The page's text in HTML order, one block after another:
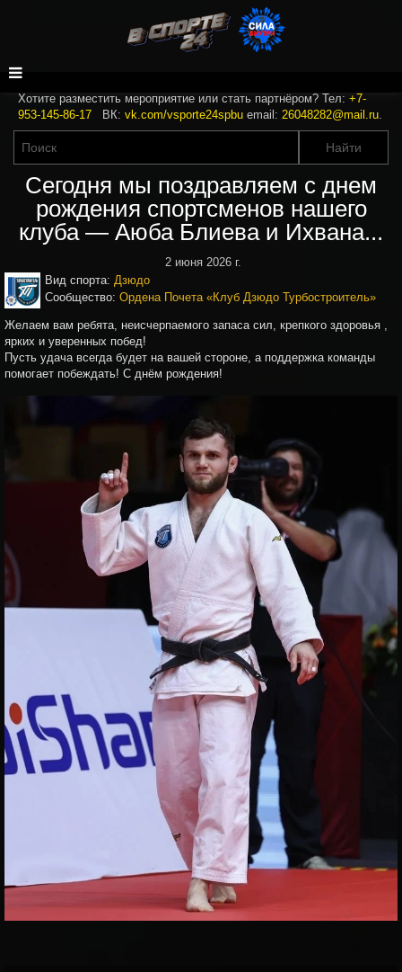
Хотите разместить мероприятие или стать партнёром? Тел: +7-
953-145-86-17 ВК: vk.com/vsporte24spbu email: 26048282@mail.ru.
Сегодня мы поздравляем с днем
рождения спортсменов нашего
клуба — Аюба Блиева и Ихвана...
2 июня 2026 г.
Вид спорта: Дзюдо
Сообщество: Ордена Почета «Клуб Дзюдо Турбостроитель»
Желаем вам ребята, неисчерпаемого запаса сил, крепкого здоровья ,
ярких и уверенных побед!
Пусть удача всегда будет на вашей стороне, а поддержка команды
помогает побеждать! С днём рождения!